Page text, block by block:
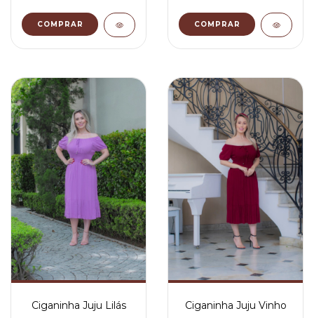
COMPRAR COMPRAR
Ciganinha Juju Lilás Ciganinha Juju Vinho